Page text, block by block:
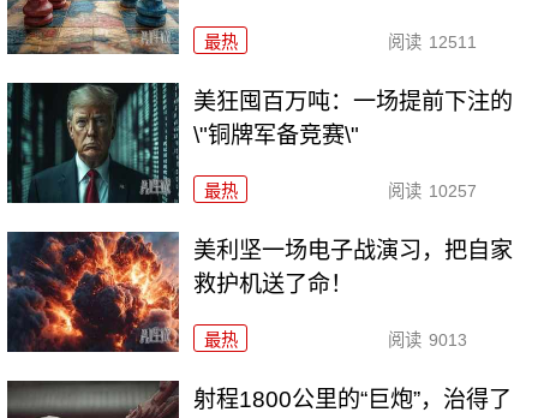
最热 阅读 12511
美狂囤百万吨：一场提前下注的
\"铜牌军备竞赛\"
最热 阅读 10257
美利坚一场电子战演习，把自家
救护机送了命！
最热 阅读 9013
射程1800公里的“巨炮”，治得了